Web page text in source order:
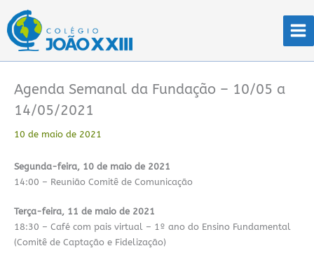
para
conteúdo
Agenda Semanal da Fundação – 10/05 a
14/05/2021
10 de maio de 2021
Segunda-feira, 10 de maio de 2021
14:00 – Reunião Comitê de Comunicação
Terça-feira, 11 de maio de 2021
18:30 – Café com pais virtual – 1º ano do Ensino Fundamental
(Comitê de Captação e Fidelização)